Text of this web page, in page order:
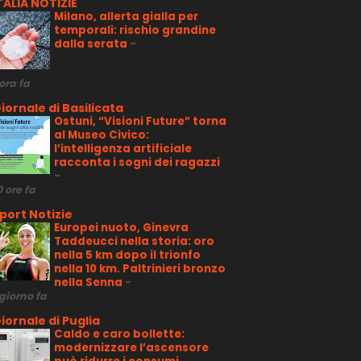
Milano, allerta gialla per
temporali: rischio grandine
dalla serata -
ora fa
di Basilicata
Ostuni, “Visioni Future” torna
al Museo Civico:
l’intelligenza artificiale
racconta i sogni dei ragazzi
-
ore fa
Notizie
Europei nuoto, Ginevra
Taddeucci nella storia: oro
nella 5 km dopo il trionfo
nella 10 km. Paltrinieri bronzo
nella Senna -
giorno fa
di Puglia
Caldo e caro bollette:
modernizzare l’ascensore